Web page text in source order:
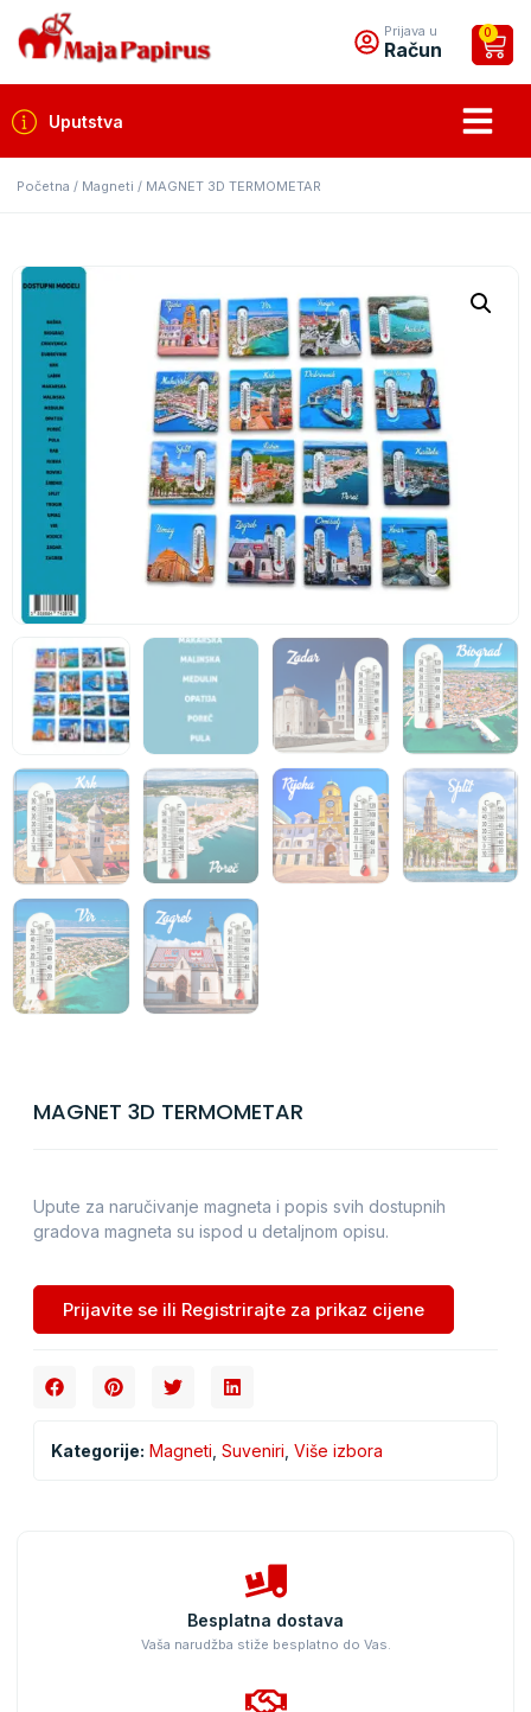
Prijava u
Račun
0
Uputstva
Početna / Magneti / MAGNET 3D TERMOMETAR
MAGNET 3D TERMOMETAR
Upute za naručivanje magneta i popis svih dostupnih
gradova magneta su ispod u detaljnom opisu.
Prijavite se ili Registrirajte za prikaz cijene
Kategorije: Magneti Suveniri Više izbora
Besplatna dostava
Vaša narudžba stiže besplatno do Vas.